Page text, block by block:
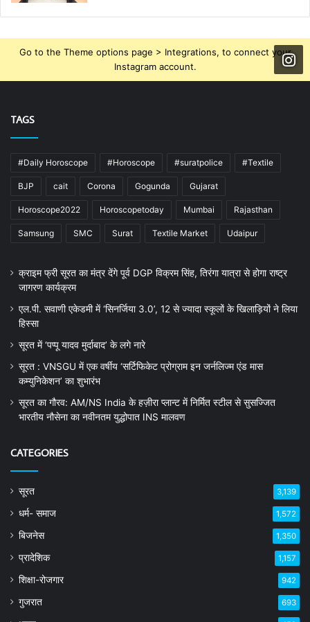
Go to the Theme options page > Integrations, to connect your
Instagram account.
TAGS
#Daily Horoscope #Horoscope #suratpolice #Textile
BJP cait Corona Gogunda Gujarat
Horoscope2022 Horoscopetoday Mumbai Rajasthan
Samsung SMC Surat Textile Market Udaipur
क्राइम फ्री सूरत का मंत्र देंगे पूर्व DGP विक्रम सिंह, तिरंगा यात्रा से होगा राष्ट्र
जागरण कार्यक्रम
एल.पी. सवाणी एकेडमी में ‘सिनर्जिया 3.0’, 12 से ज्यादा स्कूलों के खिलाड़ियों ने लिया
हिस्सा
सूरत में ‘पप्पू यादव मुर्दाबाद’ के लगे नारे
सूरत : VNSGU में एक वर्षीय ‘सर्टिफिकेट प्रोग्राम इन जर्नलिज्म एंड मास
कम्युनिकेशन’ का शुभारंभ
सूरत का गौरव: AM/NS India के हज़ीरा प्लान्ट में निर्मित स्टील से सुसज्जित
भारतीय नौसेना का नवीनतम युद्धोपात INS मालवण
CATEGORIES
सूरत 3,139
धर्म- समाज 1,572
बिजनेस 1,350
प्रादेशिक 1,157
शिक्षा-रोजगार 942
गुजरात 693